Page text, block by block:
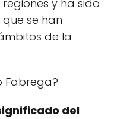
y ha sido
se han
de la
Fabrega?
del